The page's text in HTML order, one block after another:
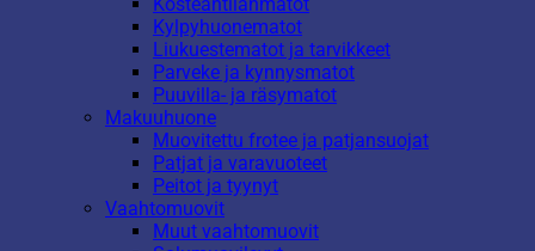
Kylpyhuonematot
Liukuestematot ja tarvikkeet
Parveke ja kynnysmatot
Puuvilla- ja räsymatot
Makuuhuone
Muovitettu frotee ja patjansuojat
Patjat ja varavuoteet
Peitot ja tyynyt
Vaahtomuovit
Muut vaahtomuovit